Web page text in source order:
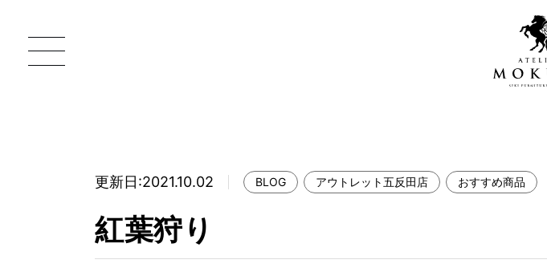
MOKUBA について
更新日:2021.10.02 BLOG アウトレット五反田店 おすすめ商品
紅葉狩り